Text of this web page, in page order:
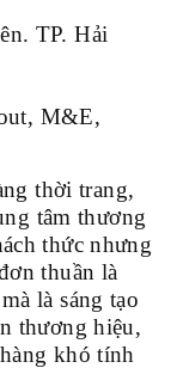
TP. Hải
M&E,
thời trang,
tâm thương
thức nhưng
thuần là
là sáng tạo
thương hiệu,
khó tính